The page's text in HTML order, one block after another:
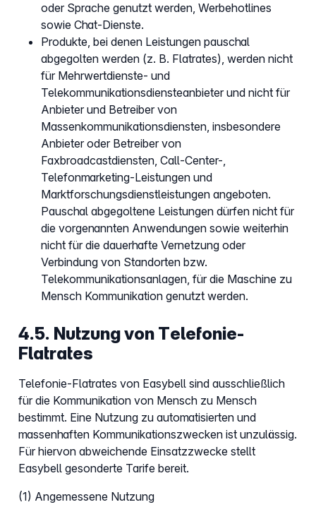
oder Sprache genutzt werden, Werbehotlines
sowie Chat-Dienste.
Produkte, bei denen Leistungen pauschal
abgegolten werden (z. B. Flatrates), werden nicht
für Mehrwertdienste- und
Telekommunikationsdiensteanbieter und nicht für
Anbieter und Betreiber von
Massenkommunikationsdiensten, insbesondere
Anbieter oder Betreiber von
Faxbroadcastdiensten, Call-Center-,
Telefonmarketing-Leistungen und
Marktforschungsdienstleistungen angeboten.
Pauschal abgegoltene Leistungen dürfen nicht für
die vorgenannten Anwendungen sowie weiterhin
nicht für die dauerhafte Vernetzung oder
Verbindung von Standorten bzw.
Telekommunikationsanlagen, für die Maschine zu
Mensch Kommunikation genutzt werden.
4.5. Nutzung von Telefonie-
Flatrates
Telefonie-Flatrates von Easybell sind ausschließlich
für die Kommunikation von Mensch zu Mensch
bestimmt. Eine Nutzung zu automatisierten und
massenhaften Kommunikationszwecken ist unzulässig.
Für hiervon abweichende Einsatzzwecke stellt
Easybell gesonderte Tarife bereit.
(1) Angemessene Nutzung